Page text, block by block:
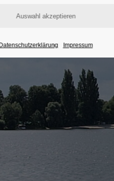
Datenschutzerklärung Impressum